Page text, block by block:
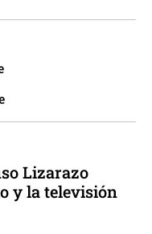
Lizarazo
y la televisión